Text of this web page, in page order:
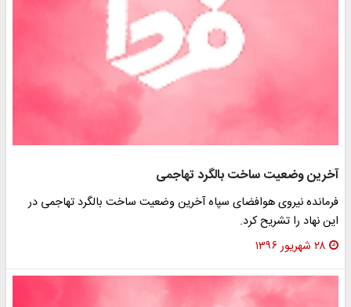
آخرین وضعیت ساخت بالگرد تهاجمی
فرمانده نیروی هوافضای سپاه آخرین وضعیت ساخت بالگرد تهاجمی در
این نهاد را تشریح کرد.
۲۸ شهریور ۱۳۹۶